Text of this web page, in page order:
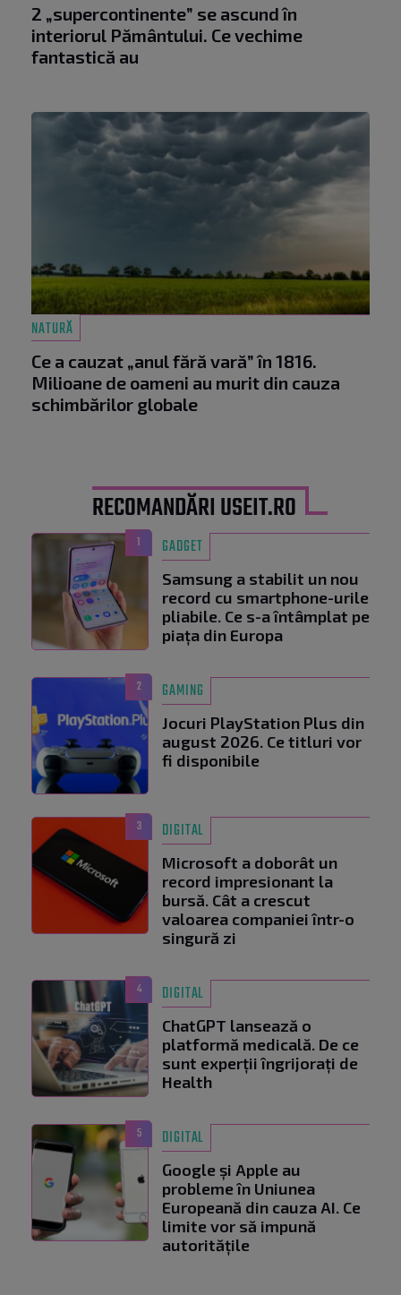
2 „supercontinente” se ascund în
interiorul Pământului. Ce vechime
fantastică au
NATURĂ
Ce a cauzat „anul fără vară” în 1816.
Milioane de oameni au murit din cauza
schimbărilor globale
RECOMANDĂRI USEIT.RO
1 GADGET
Samsung a stabilit un nou
record cu smartphone-urile
pliabile. Ce s-a întâmplat pe
piața din Europa
2 GAMING
Jocuri PlayStation Plus din
august 2026. Ce titluri vor
fi disponibile
3 DIGITAL
Microsoft a doborât un
record impresionant la
bursă. Cât a crescut
valoarea companiei într-o
singură zi
4 DIGITAL
ChatGPT lansează o
platformă medicală. De ce
sunt experții îngrijorați de
Health
5 DIGITAL
Google și Apple au
probleme în Uniunea
Europeană din cauza AI. Ce
limite vor să impună
autoritățile